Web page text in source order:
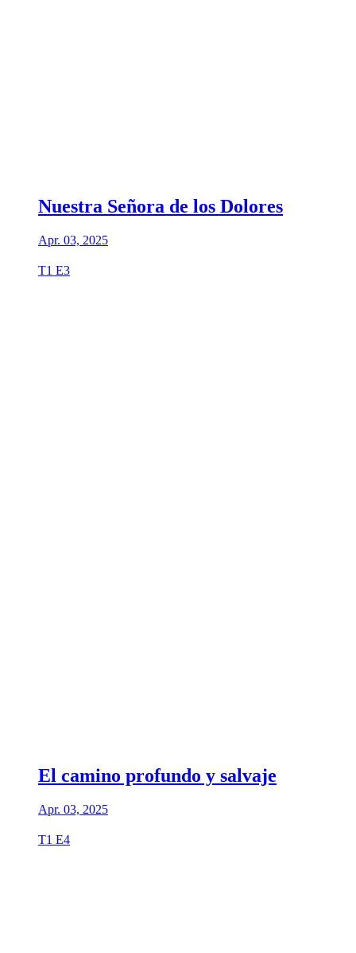
Nuestra Señora de los Dolores
Apr. 03, 2025
T1 E3
El camino profundo y salvaje
Apr. 03, 2025
T1 E4